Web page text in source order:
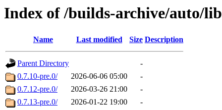
Index of /builds-archive/auto/
Name Last modified Size Description
Parent Directory
-
0.7.10-pre.0/
2026-06-06 05:00
-
0.7.12-pre.0/
2026-03-26 21:00
-
0.7.13-pre.0/
2026-01-22 19:00
-